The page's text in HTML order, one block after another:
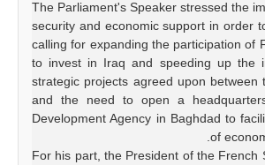
‏The Parliament's Speaker stressed the
security and economic support in order
calling for expanding the participation of
to invest in Iraq and speeding up the
strategic projects agreed upon between
and the need to open a
Development Agency in Baghdad to
of
‏For his part, the President of the French